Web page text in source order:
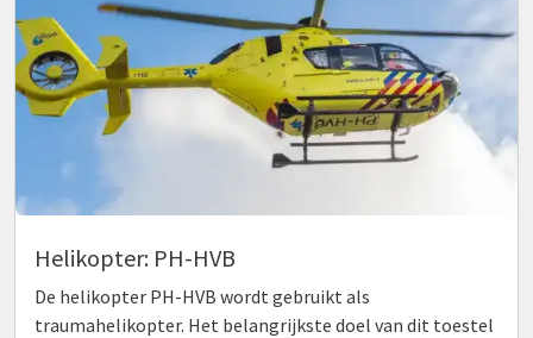
Helikopter: PH-HVB
De helikopter PH-HVB wordt gebruikt als
traumahelikopter. Het belangrijkste doel van dit toestel